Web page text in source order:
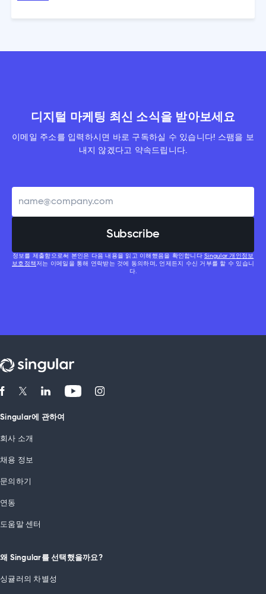
디지털 마케팅 최신 소식을 받아보세요
이메일 주소를 입력하시면 바로 구독하실 수 있습니다! 스팸을 보
내지 않겠다고 약속드립니다.
정보를 제출함으로써 본인은 다음 내용을 읽고 이해했음을 확인합니다 Singular 개인정보
보호정책 저는 이메일을 통해 연락받는 것에 동의하며, 언제든지 수신 거부를 할 수 있습니
다.
Singular에 관하여
회사 소개
채용 정보
문의하기
연동
도움말 센터
왜 Singular를 선택했을까요?
싱귤러의 차별성